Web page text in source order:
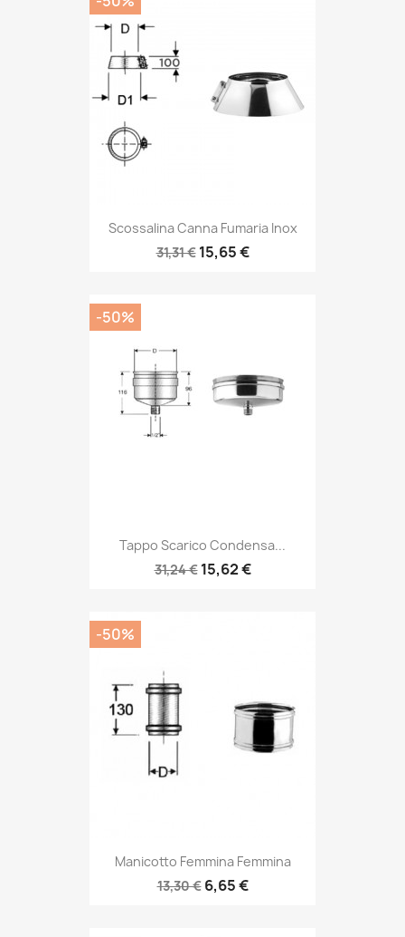
Scossalina Canna Fumaria Inox
31,31 € 15,65 €
Tappo Scarico Condensa...
31,24 € 15,62 €
-50%
Manicotto Femmina Femmina
13,30 € 6,65 €
-50%